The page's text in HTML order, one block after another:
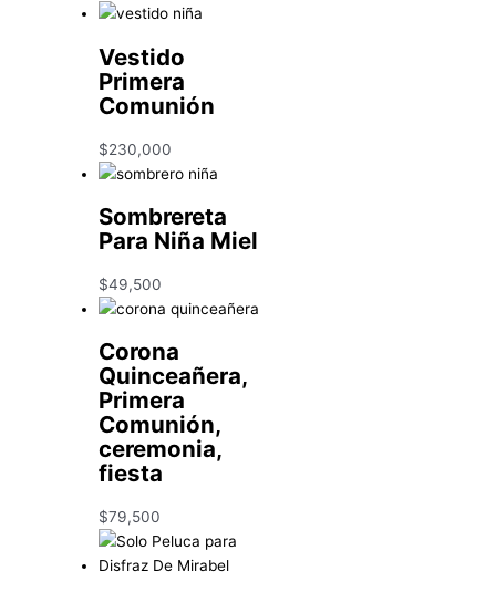
Vestido
Primera
Comunión
$230,000
Sombrereta
Para Niña Miel
$49,500
Corona
Quinceañera,
Primera
Comunión,
ceremonia,
fiesta
$79,500